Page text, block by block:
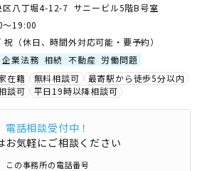
区八丁堀4-12-7 サニービル5階B号室
19:00
祝（休日、時間外対応可能・要予約）
企業法務 相続 不動産 労働問題
在籍 無料相談可
最寄駅から徒歩5分以内
談可
平日19時以降相談可
電話相談受付中！
お気軽にご相談ください
この事務所の電話番号